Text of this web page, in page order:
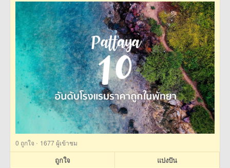
0 ถูกใจ · 1677 ผู้เข้าชม
ถูกใจ แบ่งปัน